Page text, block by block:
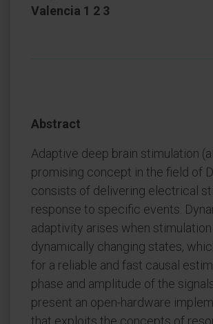
Valencia 1 2 3
Abstract
Adaptive deep brain stimulation
promising concept in the field of
consists of delivering electrical
response to specific events.
adaptivity arises when
dynamically changing states,
for a reliable and fast causal
phase and amplitude of the
present an open-hardware
that exploits the concepts of